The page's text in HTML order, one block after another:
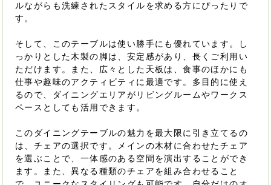
ルながらも洗練されたスタイルを求める方にぴったりで
す。
そして、このテーブルは使い勝手にも優れています。し
っかりとした木製の脚は、安定感があり、長くご利用い
ただけます。また、広々とした天板は、食事のほかにも
仕事や趣味のアクティビティに最適です。多目的に使え
るので、ダイニングエリアがリビングルームやワークス
ペースとしても活用できます。
このダイニングテーブルの魅力を最大限に引き立てるの
は、チェアの選択です。メインの木材に合わせたチェア
を選ぶことで、一体感のある空間を演出することができ
ます。また、異なる種類のチェアを組み合わせること